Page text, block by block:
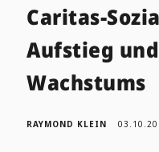
Caritas-
Aufstieg
Wachstums
RAYMOND KLEIN